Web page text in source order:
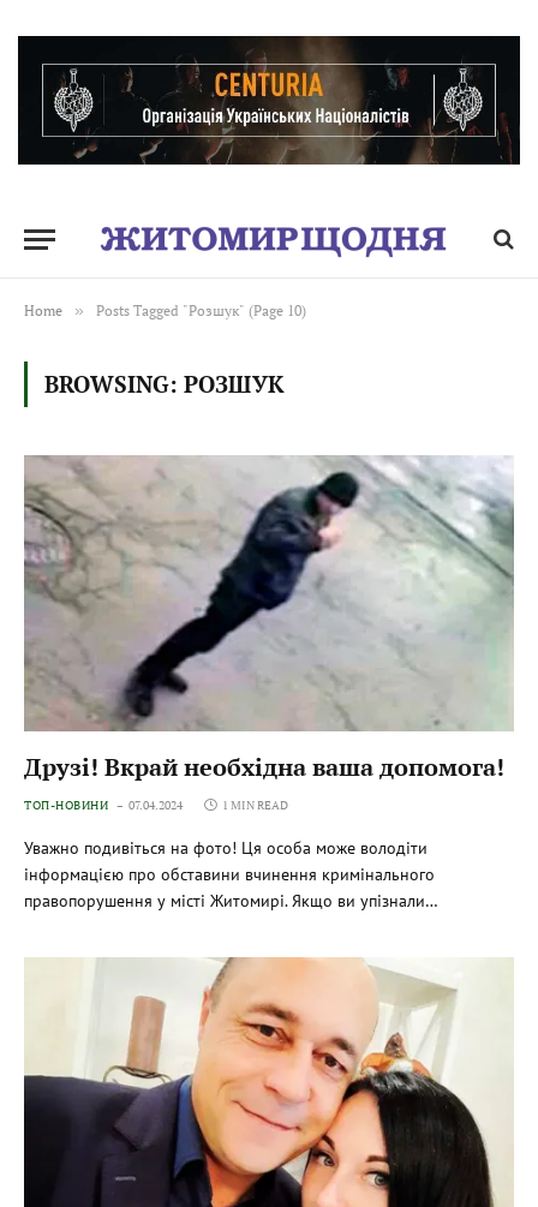
Home » Posts Tagged "Розшук" (Page 10)
BROWSING: РОЗШУК
Друзі! Вкрай необхідна ваша допомога!
ТОП-НОВИНИ 07.04.2024 1 MIN READ
Уважно подивіться на фото! Ця особа може володіти
інформацією про обставини вчинення кримінального
правопорушення у місті Житомирі. Якщо ви упізнали…